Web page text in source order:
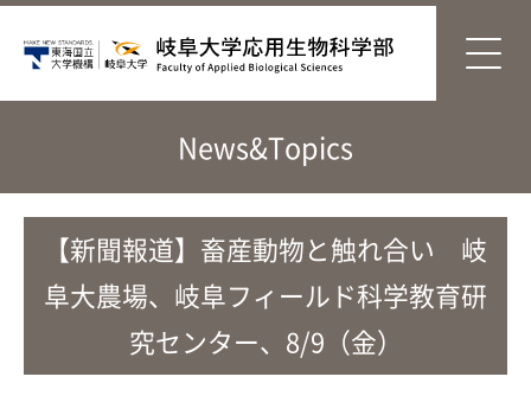
News&Topics
【新聞報道】畜産動物と触れ合い 岐
阜大農場、岐阜フィールド科学教育研
究センター、8/9（金）